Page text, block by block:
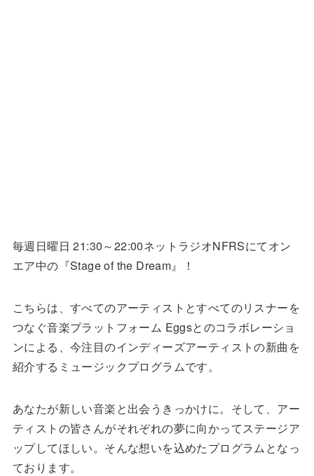
毎週日曜日 21:30～22:00ネットラジオNFRSにてオン
エア中の『Stage of the Dream』！
こちらは、すべてのアーティストとすべてのリスナーを
つなぐ音楽プラットフォーム Eggsとのコラボレーショ
ンによる、今注目のインディーズアーティストの新曲を
紹介するミュージックプログラムです。
あなたが新しい音楽と出会うきっかけに。そして、アー
ティストの皆さんがそれぞれの夢に向かってステージア
ップしてほしい。そんな想いを込めたプログラムとなっ
ております。